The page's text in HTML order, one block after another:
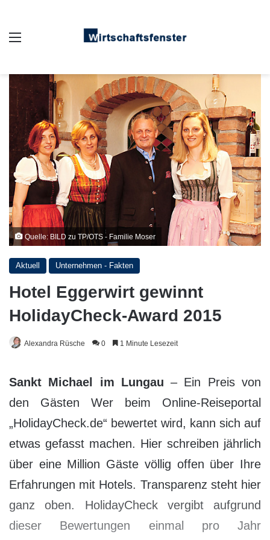
Quelle: BILD zu TP/OTS - Familie Moser
Aktuell Unternehmen - Fakten
Hotel Eggerwirt gewinnt
HolidayCheck-Award 2015
Alexandra Rüsche 0 1 Minute Lesezeit
Sankt Michael im Lungau – Ein Preis von
den Gästen Wer beim Online-Reiseportal
„HolidayCheck.de“ bewertet wird, kann sich auf
etwas gefasst machen. Hier schreiben jährlich
über eine Million Gäste völlig offen über Ihre
Erfahrungen mit Hotels. Transparenz steht hier
ganz oben. HolidayCheck vergibt aufgrund
dieser Bewertungen einmal pro Jahr